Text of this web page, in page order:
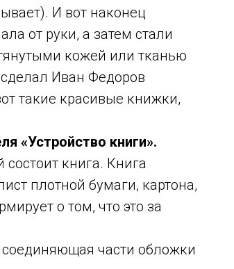
И вот наконец
от руки, а затем стали
кожей или тканью
Иван Федоров
такие красивые книжки,
«Устройство книги».
состоит книга. Книга
плотной бумаги, картона,
о том, что это за
части обложки